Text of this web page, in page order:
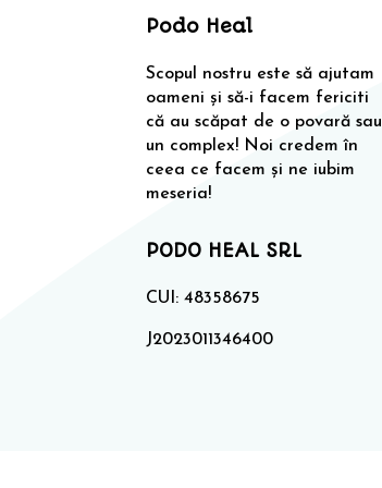
Podo Heal
Scopul nostru este să ajutam
oameni și să-i facem fericiti
că au scăpat de o povară sau
un complex! Noi credem în
ceea ce facem și ne iubim
meseria!
PODO HEAL SRL
CUI: 48358675
J2023011346400